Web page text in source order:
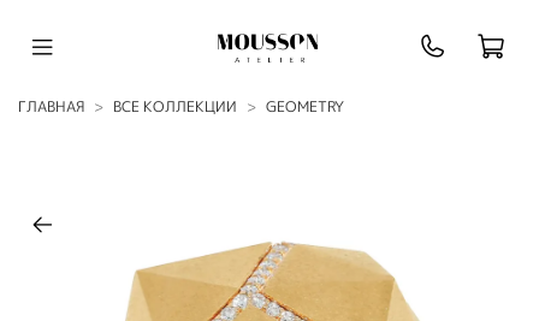
ГЛАВНАЯ ВСЕ КОЛЛЕКЦИИ GEOMETRY